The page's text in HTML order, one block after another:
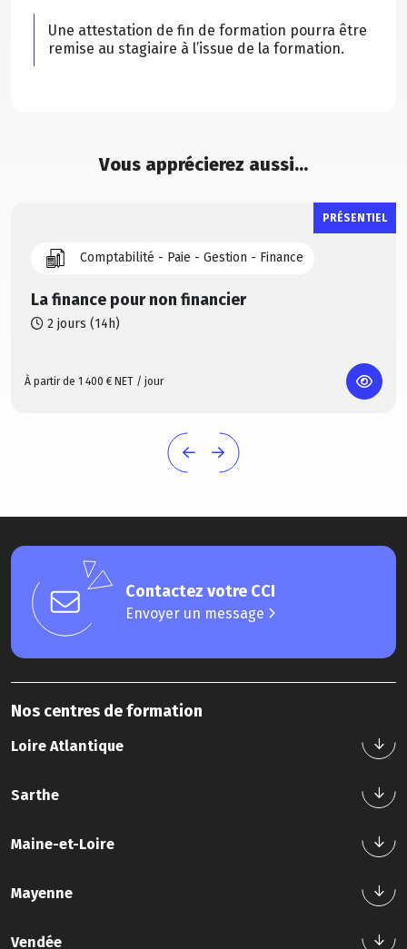
Une attestation de fin de formation pourra être
remise au stagiaire à l’issue de la formation.
Vous apprécierez aussi…
PRÉSENTIEL
Comptabilité - Paie - Gestion - Finance
La finance pour non financier
2 jours (14h)
À partir de 1 400 € NET / jour
Contactez votre CCI
Envoyer un message
Nos centres de formation
Loire Atlantique
Nous contacter
Sarthe
Nous contacter
Maine-et-Loire
Mayenne
Vendée